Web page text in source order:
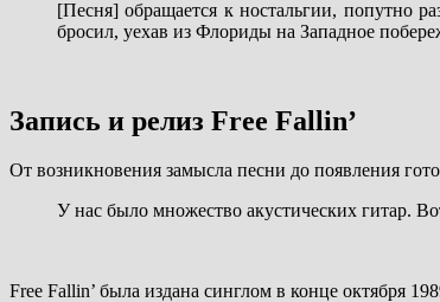
[Песня] обращается к ностальгии, попутно
бросил, уехав из Флориды на Западное
Запись и релиз Free Fallin’
От возникновения замысла песни до появления
У нас было множество акустических гитар.
Free Fallin’ была издана синглом в конце октября